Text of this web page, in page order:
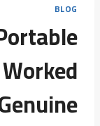
BLOG